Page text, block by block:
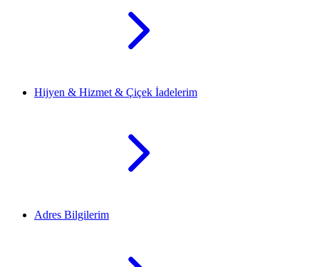
Hijyen & Hizmet & Çiçek İadelerim
Adres Bilgilerim